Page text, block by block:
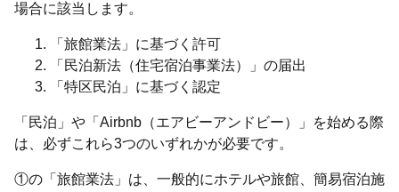
場合に該当します。
「旅館業法」に基づく許可
「民泊新法（住宅宿泊事業法）」の届出
「特区民泊」に基づく認定
「民泊」や「Airbnb（エアビーアンドビー）」を始める際
は、必ずこれら3つのいずれかが必要です。
①の「旅館業法」は、一般的にホテルや旅館、簡易宿泊施